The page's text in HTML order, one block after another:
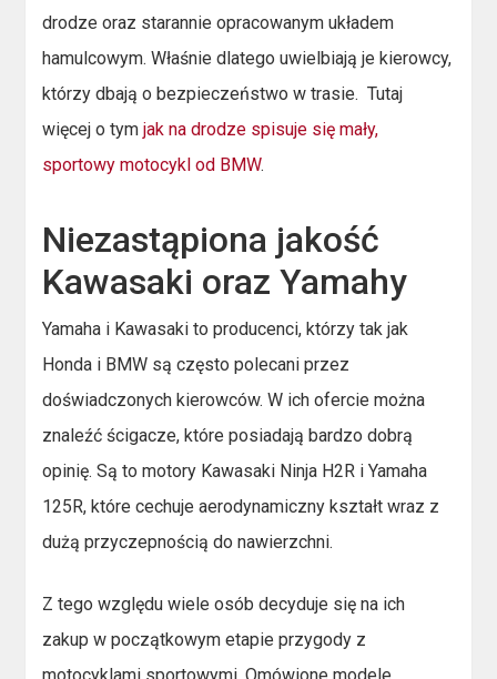
drodze oraz starannie opracowanym układem
hamulcowym. Właśnie dlatego uwielbiają je kierowcy,
którzy dbają o bezpieczeństwo w trasie. Tutaj
więcej o tymjak na drodze spisuje się mały,
sportowy motocykl od BMW.
Niezastąpiona jakość
Kawasaki oraz Yamahy
Yamaha i Kawasaki to producenci, którzy tak jak
Honda i BMW są często polecani przez
doświadczonych kierowców. W ich ofercie można
znaleźć ścigacze, które posiadają bardzo dobrą
opinię. Są to motory Kawasaki Ninja H2R i Yamaha
125R, które cechuje aerodynamiczny kształt wraz z
dużą przyczepnością do nawierzchni.
Z tego względu wiele osób decyduje się na ich
zakup w początkowym etapie przygody z